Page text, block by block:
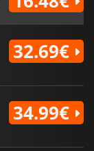
32.69€
34.99€